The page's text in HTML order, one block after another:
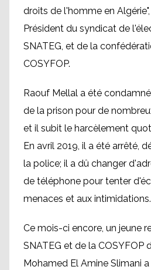
droits de l'homme en
Président du syndicat de
SNATEG, et de la
COSYFOP.
Raouf Mellal a été
de la prison pour de
et il subit le harcèlement
En avril 2019, il a été arrêté,
la police; il a dû changer
de téléphone pour tenter
menaces et aux intimidations.
Ce mois-ci encore, un jeune
SNATEG et de la COSYFOP
Mohamed El Amine Slimani